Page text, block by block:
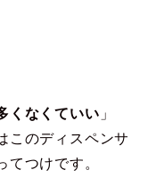
くなくていい 」
このディスペンサ
てつけです。